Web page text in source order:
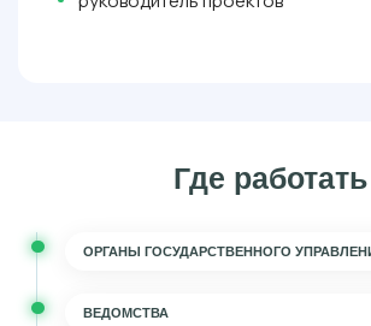
Где работать
ОРГАНЫ ГОСУДАРСТВЕННОГО
ВЕДОМСТВА